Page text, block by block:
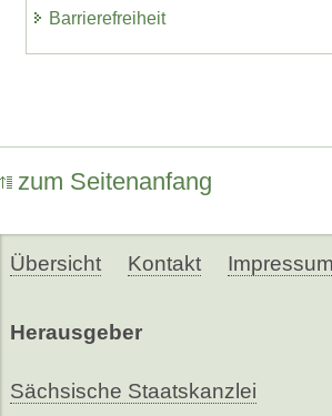
Barrierefreiheit
zum Seitenanfang
Übersicht Kontakt Impressum
Herausgeber
Sächsische Staatskanzlei